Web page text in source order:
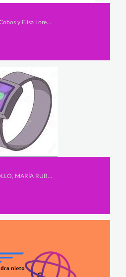
Secundaria, Carlota Cancho Cobos y Elisa Lorenzo Ortega
Secundaria, CRISTINA REBOLLO, MARÍA RUBIO y ALLEGRA MEAZZA